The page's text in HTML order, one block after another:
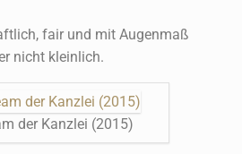
fair und mit Augenmaß
nicht kleinlich.
der Kanzlei (2015)